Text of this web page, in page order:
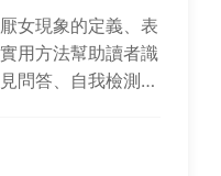
女現象的定義、表
用方法幫助讀者識
問答、自我檢測表